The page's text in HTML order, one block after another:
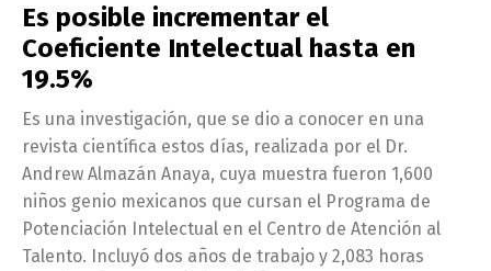
Es posible incrementar el
Coeficiente Intelectual hasta en
19.5%
Es una investigación, que se dio a conocer en una
revista científica estos días, realizada por el Dr.
Andrew Almazán Anaya, cuya muestra fueron 1,600
niños genio mexicanos que cursan el Programa de
Potenciación Intelectual en el Centro de Atención al
Talento. Incluyó dos años de trabajo y 2,083 horas